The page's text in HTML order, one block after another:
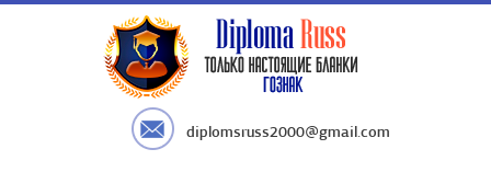
diplomsruss2000@gmail.com